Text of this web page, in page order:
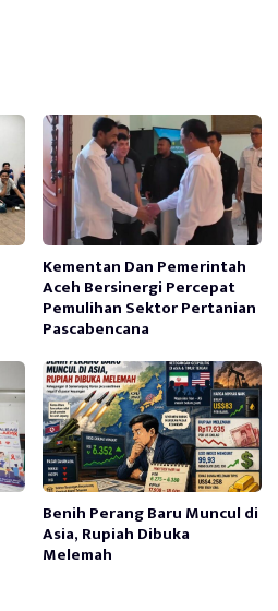
Kementan Dan Pemerintah
Aceh Bersinergi Percepat
Pemulihan Sektor Pertanian
Pascabencana
Benih Perang Baru Muncul di
Asia, Rupiah Dibuka
Melemah